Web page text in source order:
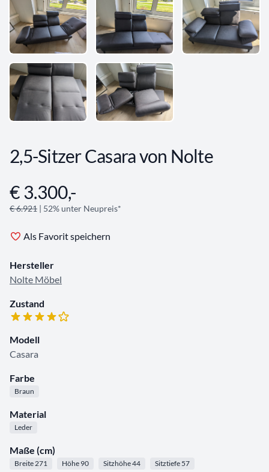
2,5-Sitzer Casara von Nolte
Angebotsinformationen
€ 3.300,-
€ 6.921 | 52% unter Neupreis*
Als Favorit speichern
Hersteller
Nolte Möbel
Zustand
Modell
Casara
Farbe
Braun
Material
Leder
Maße (cm)
Breite 271 Höhe 90 Sitzhöhe 44 Sitztiefe 57